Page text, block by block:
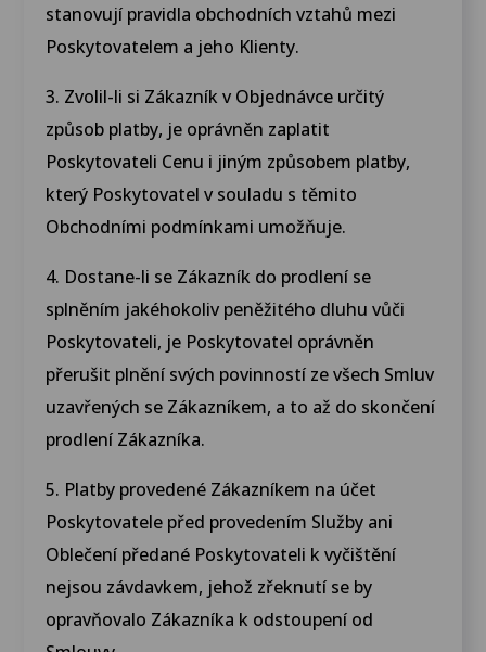
stanovují pravidla obchodních vztahů mezi
Poskytovatelem a jeho Klienty.
3. Zvolil-li si Zákazník v Objednávce určitý
způsob platby, je oprávněn zaplatit
Poskytovateli Cenu i jiným způsobem platby,
který Poskytovatel v souladu s těmito
Obchodními podmínkami umožňuje.
4. Dostane-li se Zákazník do prodlení se
splněním jakéhokoliv peněžitého dluhu vůči
Poskytovateli, je Poskytovatel oprávněn
přerušit plnění svých povinností ze všech Smluv
uzavřených se Zákazníkem, a to až do skončení
prodlení Zákazníka.
5. Platby provedené Zákazníkem na účet
Poskytovatele před provedením Služby ani
Oblečení předané Poskytovateli k vyčištění
nejsou závdavkem, jehož zřeknutí se by
opravňovalo Zákazníka k odstoupení od